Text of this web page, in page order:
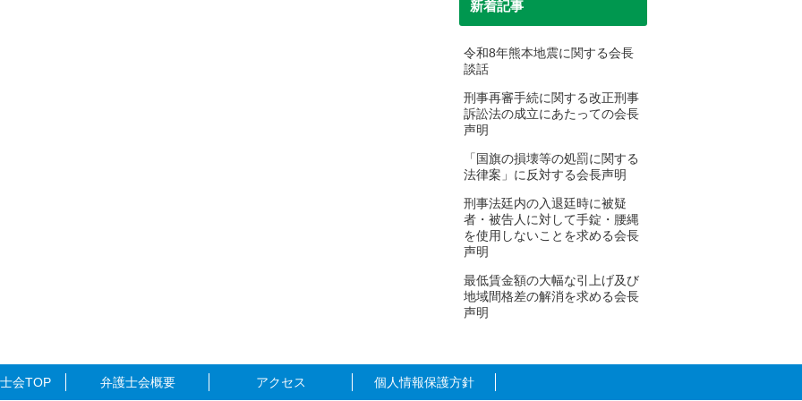
2025年1月
2024年12月
2024年9月
2024年7月
2024年6月
2024年5月
2024年4月
2024年2月
新着記事
令和8年熊本地震に関する会長
談話
刑事再審手続に関する改正刑事
訴訟法の成立にあたっての会長
声明
「国旗の損壊等の処罰に関する
法律案」に反対する会長声明
刑事法廷内の入退廷時に被疑
者・被告人に対して手錠・腰縄
を使用しないことを求める会長
声明
最低賃金額の大幅な引上げ及び
地域間格差の解消を求める会長
声明
会TOP 弁護士会概要 アクセス 個人情報保護方針